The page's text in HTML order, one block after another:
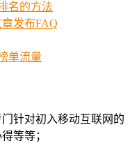
名的方法
发布FAQ
单流量
针对初入移动互联网的
等等；